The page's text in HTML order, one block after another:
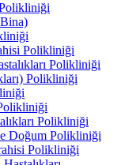
Polikliniği
Polikliniği
Polikliniği
Polikliniği
Doğum Polikliniği
Polikliniği